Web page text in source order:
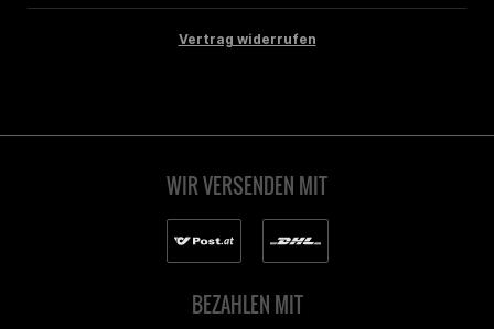
Vertrag widerrufen
WIR VERSENDEN MIT
BEZAHLEN MIT